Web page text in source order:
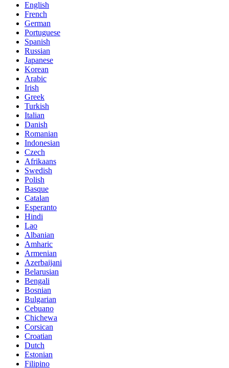
English
French
German
Portuguese
Spanish
Russian
Japanese
Korean
Arabic
Irish
Greek
Turkish
Italian
Danish
Romanian
Indonesian
Czech
Afrikaans
Swedish
Polish
Basque
Catalan
Esperanto
Hindi
Lao
Albanian
Amharic
Armenian
Azerbaijani
Belarusian
Bengali
Bosnian
Bulgarian
Cebuano
Chichewa
Corsican
Croatian
Dutch
Estonian
Filipino